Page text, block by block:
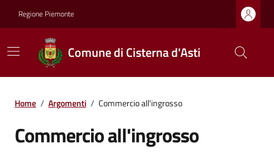
Regione Piemonte
Comune di Cisterna d'Asti
Home / Argomenti / Commercio all'ingrosso
Commercio all'ingrosso